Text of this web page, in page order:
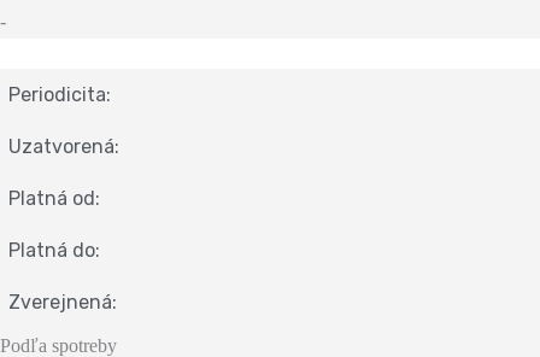
-
Periodicita:
Uzatvorená:
Platná od:
Platná do:
Zverejnená:
Podľa spotreby